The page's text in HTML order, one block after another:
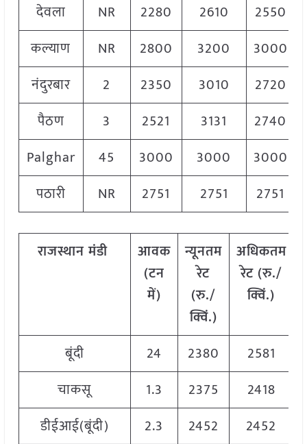
देवला
NR 2280 2610
2550
कल्याण
NR 2800 3200
3000
नंदुरबार
2 2350 3010
2720
पैठण
3 2521 3131
2740
Palghar
45 3000 3000
3000
पठारी
NR 2751 2751 2751
राजस्थानमंडी
आवक
(टन
में)
न्यूनतम
रेट
(रु./
क्विं.)
अधिकतम
रेट (रु./
क्विं.)
बूंदी
24 2380 2581
चाकसू
1.3 2375 2418
डीईआई(बूंदी)
2.3 2452 2452